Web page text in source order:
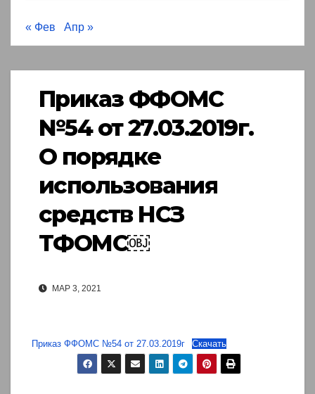
« Фев Апр »
Приказ ФФОМС
№54 от 27.03.2019г.
О порядке
использования
средств НСЗ
ТФОМС￼
МАР 3, 2021
Приказ ФФОМС №54 от 27.03.2019г Скачать